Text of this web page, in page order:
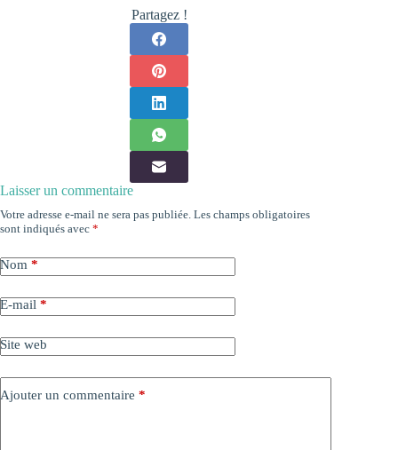
Partagez !
Laisser un commentaire
Votre adresse e-mail ne sera pas publiée. Les champs obligatoires
sont indiqués avec *
Nom *
E-mail *
Site web
Ajouter un commentaire *